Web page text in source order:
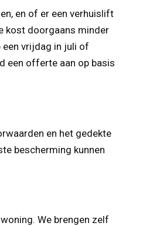
en of er een verhuislift
kost doorgaans minder
vrijdag in juli of
een offerte aan op basis
en het gedekte
bescherming kunnen
We brengen zelf